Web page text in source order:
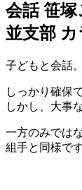
会話 笹
並支部
子どもと会話。
しっかり確保
しかし、大事
一方のみでは
組手と同様です